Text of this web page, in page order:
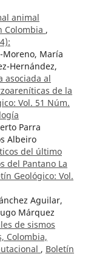
animal
Colombia ,
Moreno, María
Hernández,
asociada al
de la
Vol. 51 Núm.
Parra
Albeiro
del último
del Pantano La
Geológico: Vol.
Aguilar,
Márquez
de sismos
Colombia,
, Boletín